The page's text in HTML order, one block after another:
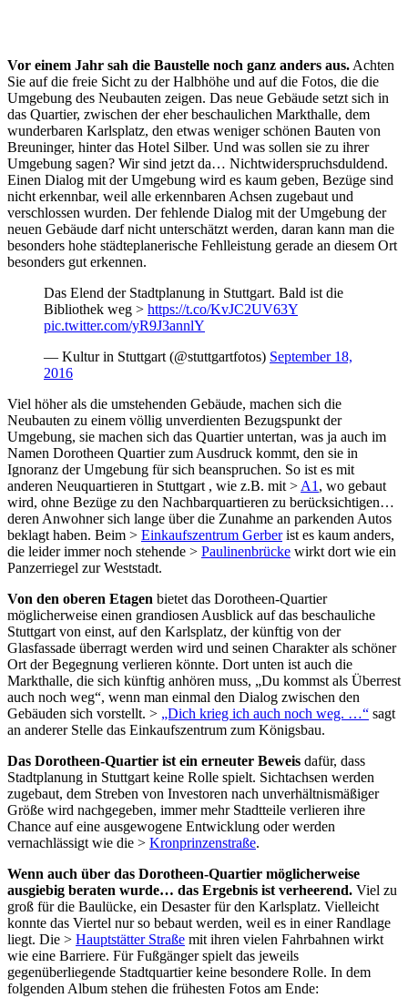
Vor einem Jahr sah die Baustelle noch ganz anders aus.Achten
Sie auf die freie Sicht zu der Halbhöhe und auf die Fotos, die die
Umgebung des Neubauten zeigen. Das neue Gebäude setzt sich in
das Quartier, zwischen der eher beschaulichen Markthalle, dem
wunderbaren Karlsplatz, den etwas weniger schönen Bauten von
Breuninger, hinter das Hotel Silber. Und was sollen sie zu ihrer
Umgebung sagen? Wir sind jetzt da… Nichtwiderspruchsduldend.
Einen Dialog mit der Umgebung wird es kaum geben, Bezüge sind
nicht erkennbar, weil alle erkennbaren Achsen zugebaut und
verschlossen wurden. Der fehlende Dialog mit der Umgebung der
neuen Gebäude darf nicht unterschätzt werden, daran kann man die
besonders hohe städteplanerische Fehlleistung gerade an diesem Ort
besonders gut erkennen.
Das Elend der Stadtplanung in Stuttgart. Bald ist die
Bibliothek weg > https://t.co/KvJC2UV63Y
pic.twitter.com/yR9J3annlY
— Kultur in Stuttgart (@stuttgartfotos) September 18,
2016
Viel höher als die umstehenden Gebäude, machen sich die
Neubauten zu einem völlig unverdienten Bezugspunkt der
Umgebung, sie machen sich das Quartier untertan, was ja auch im
Namen Dorotheen Quartier zum Ausdruck kommt, den sie in
Ignoranz der Umgebung für sich beanspruchen. So ist es mit
anderen Neuquartieren in Stuttgart , wie z.B. mit >A1, wo gebaut
wird, ohne Bezüge zu den Nachbarquartieren zu berücksichtigen…
deren Anwohner sich lange über die Zunahme an parkenden Autos
beklagt haben. Beim > Einkaufszentrum Gerberist es kaum anders,
die leider immer noch stehende > Paulinenbrücke wirkt dort wie ein
Panzerriegel zur Weststadt.
Von den oberen Etagen bietet das Dorotheen-Quartier
möglicherweise einen grandiosen Ausblick auf das beschauliche
Stuttgart von einst, auf den Karlsplatz, der künftig von der
Glasfassade überragt werden wird und seinen Charakter als schöner
Ort der Begegnung verlieren könnte. Dort unten ist auch die
Markthalle, die sich künftig anhören muss, „Du kommst als Überrest
auch noch weg“, wenn man einmal den Dialog zwischen den
Gebäuden sich vorstellt. > „Dich krieg ich auch noch weg. …“ sagt
an anderer Stelle das Einkaufszentrum zum Königsbau.
Das Dorotheen-Quartier ist ein erneuter Beweis dafür, dass
Stadtplanung in Stuttgart keine Rolle spielt. Sichtachsen werden
zugebaut, dem Streben von Investoren nach unverhältnismäßiger
Größe wird nachgegeben, immer mehr Stadtteile verlieren ihre
Chance auf eine ausgewogene Entwicklung oder werden
vernachlässigt wie die > Kronprinzenstraße.
Wenn auch über das Dorotheen-Quartier möglicherweise
ausgiebig beraten wurde… das Ergebnis ist verheerend. Viel zu
groß für die Baulücke, ein Desaster für den Karlsplatz. Vielleicht
konnte das Viertel nur so bebaut werden, weil es in einer Randlage
liegt. Die > Hauptstätter Straße mit ihren vielen Fahrbahnen wirkt
wie eine Barriere. Für Fußgänger spielt das jeweils
gegenüberliegende Stadtquartier keine besondere Rolle. In dem
folgenden Album stehen die frühesten Fotos am Ende: